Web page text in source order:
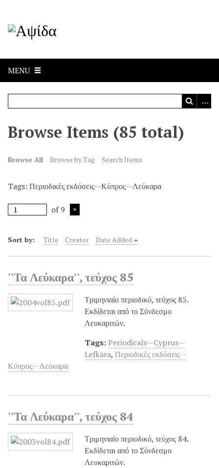
MENU
Browse Items (85 total)
Browse All Browse by Tag Search Items
Tags: Περιοδικές εκδόσεις--Κύπρος--Λεύκαρα
of 9
Sort by: Title Creator Date Added
''Τα Λεύκαρα'', τεύχος 85
Τριμηνιαίο περιοδικό, τεύχος 85.
Εκδίδεται από το Σύνδεσμο
Λευκαριτών.
Tags: Periodicals--Cyprus--
Lefkara, Περιοδικές εκδόσεις--
Κύπρος--Λεύκαρα
''Τα Λεύκαρα'', τεύχος 84
Τριμηνιαίο περιοδικό, τεύχος 84.
Εκδίδεται από το Σύνδεσμο
Λευκαριτών.